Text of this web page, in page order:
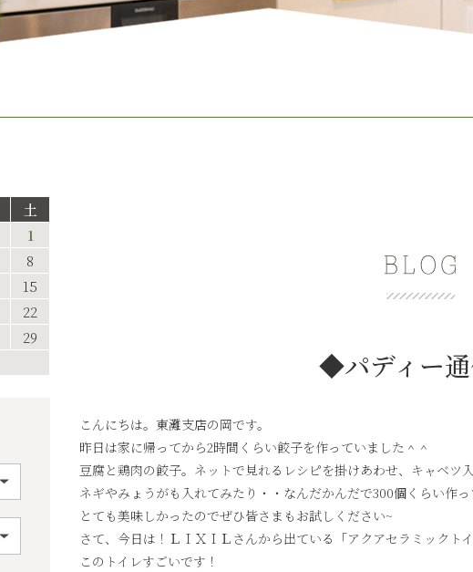
◆パディー
こんにちは。東灘支店の岡です。
昨日は家に帰ってから2時間くらい餃子を作っていました＾＾
豆腐と鶏肉の餃子。ネットで見れるレシピを掛けあわせ、キャベツ
ネギやみょうがも入れてみたり・・なんだかんだで300個くらい作
とても美味しかったのでぜひ皆さまもお試しください~
さて、今日は！ＬＩＸＩＬさんから出ている「アクアセラミックト
このトイレすごいです！
土
1
8
15
22
29